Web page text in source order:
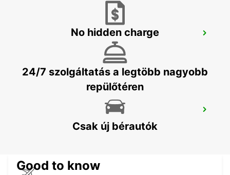
SUNDSVALL TRAIN STATION
VAASA - FINLAND
No hidden charge
24/7 szolgáltatás a legtöbb nagyobb
repülőtéren
Csak új bérautók
Good to know